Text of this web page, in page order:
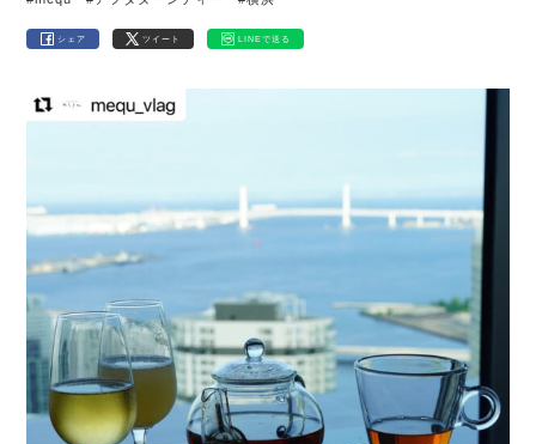
シェア ツイート LINEで送る